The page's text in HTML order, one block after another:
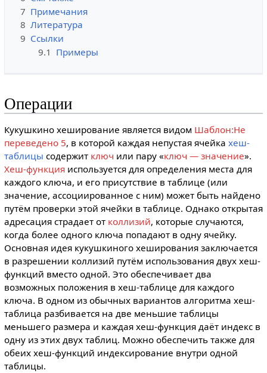
7 Примечания
8 Литература
9 Ссылки
9.1 Примеры
Операции
Кукушкино хеширование является видом Шаблон:Не
переведено 5, в которой каждая непустая ячейка хеш-
таблицы содержит ключ или пару «ключ — значение».
Хеш-функцияиспользуется для определения места для
каждого ключа, и его присутствие в таблице (или
значение, ассоциированное с ним) может быть найдено
путём проверки этой ячейки в таблице. Однако открытая
адресация страдает от коллизий, которые случаются,
когда более одного ключа попадают в одну ячейку.
Основная идея кукушкиного хеширования заключается
в разрешении коллизий путём использования двух хеш-
функций вместо одной. Это обеспечивает два
возможных положения в хеш-таблице для каждого
ключа. В одном из обычных вариантов алгоритма хеш-
таблица разбивается на две меньшие таблицы
меньшего размера и каждая хеш-функция даёт индекс в
одну из этих двух таблиц. Можно обеспечить также для
обеих хеш-функций индексирование внутри одной
таблицы.